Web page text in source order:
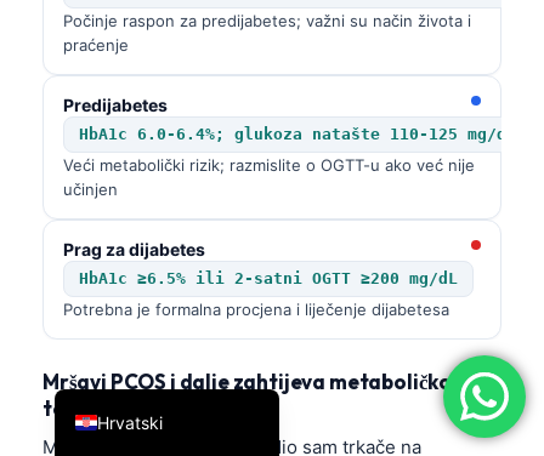
Počinje raspon za predijabetes; važni su način života i
praćenje
Predijabetes
HbA1c 6.0-6.4%; glukoza natašte 110-125 mg/dL
Veći metabolički rizik; razmislite o OGTT-u ako već nije
učinjen
Prag za dijabetes
HbA1c ≥6.5% ili 2-satni OGTT ≥200 mg/dL
Potrebna je formalna procjena i liječenje dijabetesa
Mršavi PCOS i dalje zahtijeva metaboličko
testiranje
Mršavi PCOS je stvaran. Vidio sam trkače na
Hrvatski
English
Deutsch
العربية
Français
עִבְרִית
Italiano
Español
Português
Türkçe